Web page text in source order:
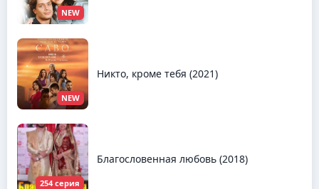
NEW
NEW
Никто, кроме тебя (2021)
254 серия
Благословенная любовь (2018)